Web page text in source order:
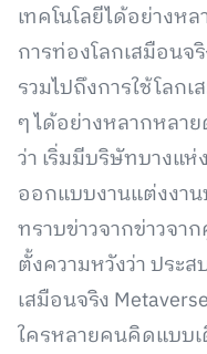
เทคโนโลยีได้อย่างห
การท่องโลกเสมือนจ
รวมไปถึงการใช้โลก
ๆ ได้อย่างหลากหลา
ว่า เริ่มมีบริษัทบางแ
ออกแบบงานแต่งงา
ทราบข่าวจากข่าวจา
ตั้งความหวังว่า ประ
เสมือนจริง
ใครหลายคนคิดแบบเ